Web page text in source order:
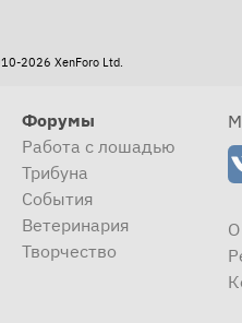
2026 XenForo Ltd.
Форумы
Работа с лошадью
Трибуна
События
Ветеринария
Творчество